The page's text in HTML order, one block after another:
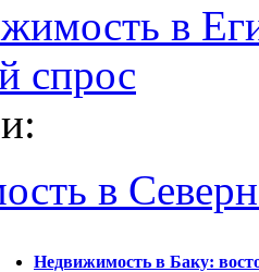
в
спрос
в
Недвижимость в Баку: